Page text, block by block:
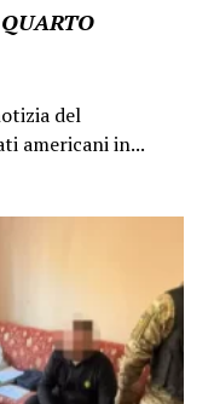
del
americani in...